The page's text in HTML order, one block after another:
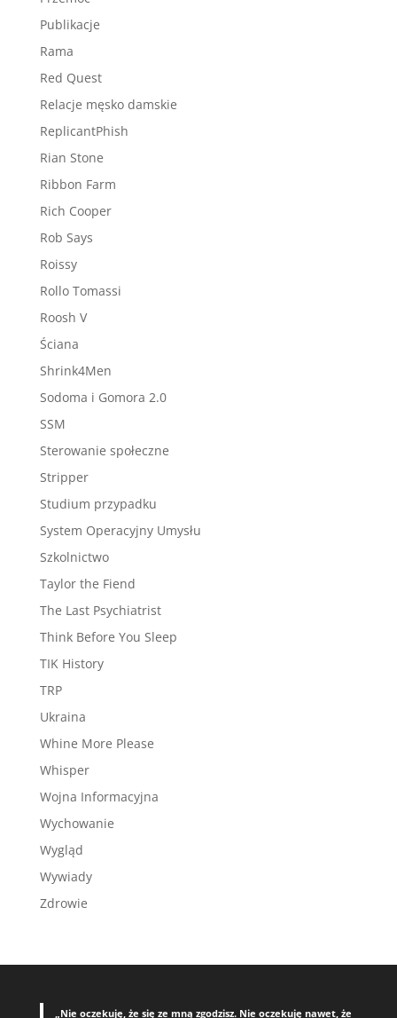
Publikacje
Rama
Red Quest
Relacje męsko damskie
ReplicantPhish
Rian Stone
Ribbon Farm
Rich Cooper
Rob Says
Roissy
Rollo Tomassi
Roosh V
Ściana
Shrink4Men
Sodoma i Gomora 2.0
SSM
Sterowanie społeczne
Stripper
Studium przypadku
System Operacyjny Umysłu
Szkolnictwo
Taylor the Fiend
The Last Psychiatrist
Think Before You Sleep
TIK History
TRP
Ukraina
Whine More Please
Whisper
Wojna Informacyjna
Wychowanie
Wygląd
Wywiady
Zdrowie
„Nie oczekuję, że się ze mną zgodzisz. Nie oczekuję nawet, że